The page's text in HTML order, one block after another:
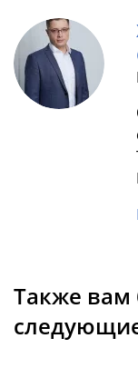
Также вам